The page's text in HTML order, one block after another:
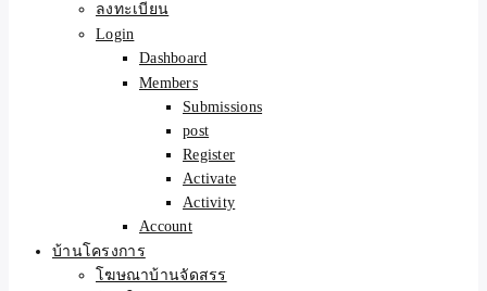
ลงทะเบียน
Login
Dashboard
Members
Submissions
post
Register
Activate
Activity
Account
บ้านโครงการ
โฆษณาบ้านจัดสรร